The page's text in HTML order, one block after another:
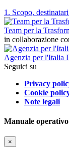
1. Scopo,
Team per la
in collaborazione
Agenzia per l'Italia
Seguici su
Privacy
Cookie
Note legali
Manuale
×